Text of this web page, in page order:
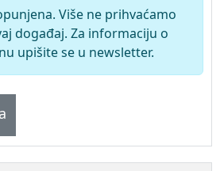
Više ne prihvaćamo
događaj. Za informaciju o
upišite se u newsletter.